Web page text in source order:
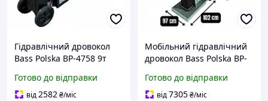
Гідравлічний дровокол
Bass Polska BP-4758 9т
горизонтальний колун
для дров
Готово до відправки
від2582₴/міс
Мобільний гідравлічний
дровокол Bass Polska BP-
Колун дров Дровокол з
карданом
Готово до відправки
від7305₴/міс